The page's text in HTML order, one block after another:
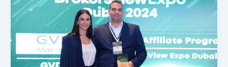
sebagai
Sponsor
Platinum
yang
Menghasilkan
“Program